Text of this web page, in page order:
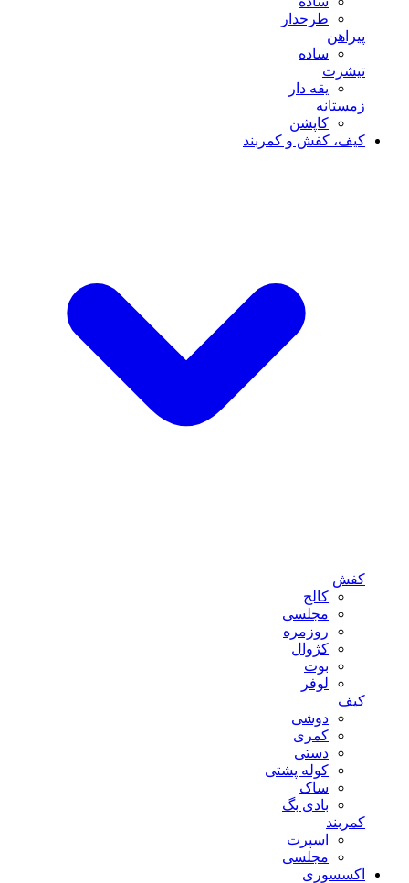
طرحدار
پیراهن
ساده
تیشرت
یقه دار
زمستانه
کاپشن
کیف، کفش و کمربند
کفش
کالج
مجلسی
روزمره
کژوال
بوت
لوفر
کیف
دوشی
کمری
دستی
کوله پشتی
ساک
بادی بگ
کمربند
اسپرت
مجلسی
اکسسوری